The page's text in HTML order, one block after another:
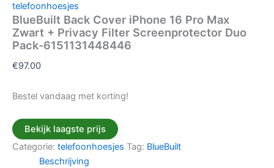
telefoonhoesjes
BlueBuilt Back Cover iPhone 16 Pro Max
Zwart + Privacy Filter Screenprotector Duo
Pack-6151131448446
€97.00
Bestel vandaag met korting!
Bekijk laagste prijs
Categorie: telefoonhoesjes Tag: BlueBuilt
Beschrijving